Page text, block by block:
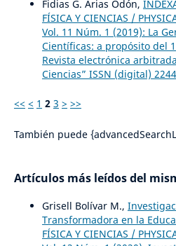
Fidias G. Arias Odón,
FÍSICA Y CIENCIAS /
Vol. 11 Núm. 1 (2019): La
Científicas: a propósito del
Revista electrónica
Ciencias” ISSN (digital)
<< < 1 2 3 > >>
También puede
Artículos más leídos del
Grisell Bolívar M.,
Transformadora en la
FÍSICA Y CIENCIAS /